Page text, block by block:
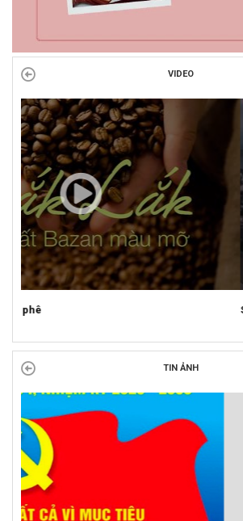
VIDEO
Sự kiện mở màn Mùa du lịch 2026 tại Đắk Lắk
TIN ẢNH